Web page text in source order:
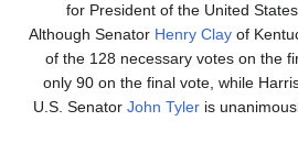
for President of the United
Although Senator Henry Clayof
of the 128 necessary votes on the
only 90 on the final vote, while
U.S. Senator John Tyleris